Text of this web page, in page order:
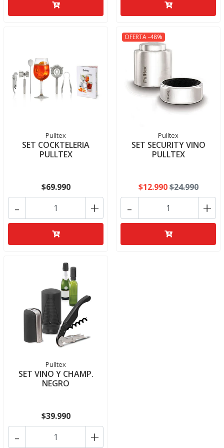
Pulltex
SET COCKTELERIA
PULLTEX
$69.990
+
-
OFERTA -48%
Pulltex
SET SECURITY VINO
PULLTEX
$12.990$24.990
+
-
Pulltex
SET VINO Y CHAMP.
NEGRO
$39.990
+
-